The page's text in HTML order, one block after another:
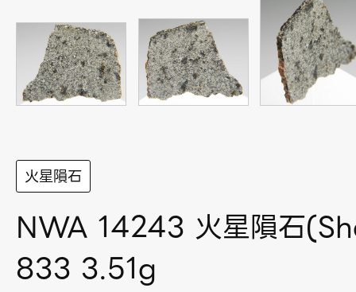
火星隕石
NWA 14243 火星隕石
833 3.51g